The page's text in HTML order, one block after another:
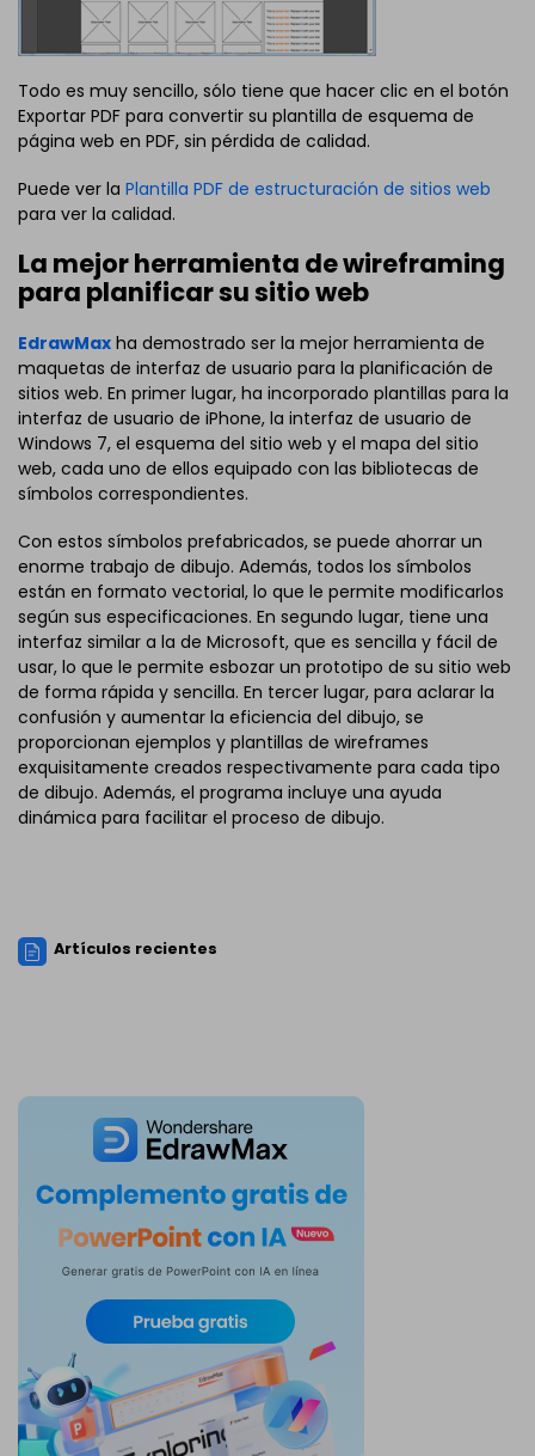
Todo es muy sencillo, sólo tiene que hacer clic en el botón
Exportar PDF para convertir su plantilla de esquema de
página web en PDF, sin pérdida de calidad.
Puede ver la Plantilla PDF de estructuración de sitios web
para ver la calidad.
La mejor herramienta de wireframing
para planificar su sitio web
EdrawMax ha demostrado ser la mejor herramienta de
maquetas de interfaz de usuario para la planificación de
sitios web. En primer lugar, ha incorporado plantillas para la
interfaz de usuario de iPhone, la interfaz de usuario de
Windows 7, el esquema del sitio web y el mapa del sitio
web, cada uno de ellos equipado con las bibliotecas de
símbolos correspondientes.
Con estos símbolos prefabricados, se puede ahorrar un
enorme trabajo de dibujo. Además, todos los símbolos
están en formato vectorial, lo que le permite modificarlos
según sus especificaciones. En segundo lugar, tiene una
interfaz similar a la de Microsoft, que es sencilla y fácil de
usar, lo que le permite esbozar un prototipo de su sitio web
de forma rápida y sencilla. En tercer lugar, para aclarar la
confusión y aumentar la eficiencia del dibujo, se
proporcionan ejemplos y plantillas de wireframes
exquisitamente creados respectivamente para cada tipo
de dibujo. Además, el programa incluye una ayuda
dinámica para facilitar el proceso de dibujo.
Artículos recientes